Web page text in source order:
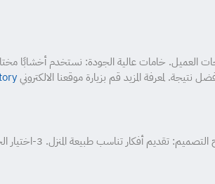
خامات عالية الجودة: نستخدم أخشابًا
لمعرفة المزيد قم بزيارة موقعنا الالكتروني